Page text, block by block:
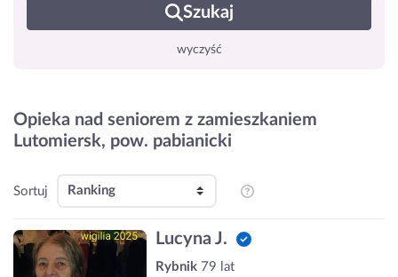
Szukaj
wyczyść
Opieka nad seniorem z zamieszkaniem
Lutomiersk, pow. pabianicki
Sortuj
Lucyna J.
Rybnik 79 lat